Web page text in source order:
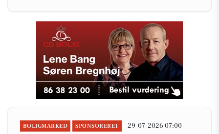
BOLIGMARKED SPONSORERET 29-07-2026 07:00